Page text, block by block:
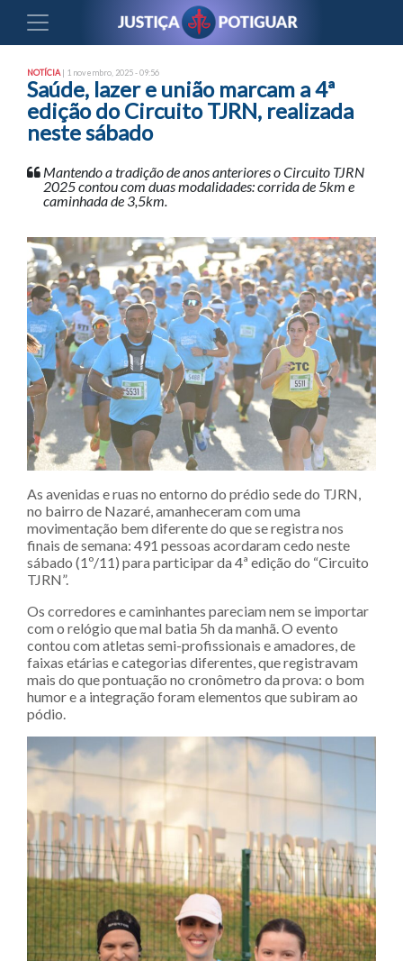
NOTÍCIA | 1 novembro, 2025 - 09:56
Saúde, lazer e união marcam a 4ª
edição do Circuito TJRN, realizada
neste sábado
Mantendo a tradição de anos anteriores o Circuito TJRN
2025 contou com duas modalidades: corrida de 5km e
caminhada de 3,5km.
As avenidas e ruas no entorno do prédio sede do TJRN,
no bairro de Nazaré, amanheceram com uma
movimentação bem diferente do que se registra nos
finais de semana: 491 pessoas acordaram cedo neste
sábado (1º/11) para participar da 4ª edição do “Circuito
TJRN”.
Os corredores e caminhantes pareciam nem se importar
com o relógio que mal batia 5h da manhã. O evento
contou com atletas semi-profissionais e amadores, de
faixas etárias e categorias diferentes, que registravam
mais do que pontuação no cronômetro da prova: o bom
humor e a integração foram elementos que subiram ao
pódio.